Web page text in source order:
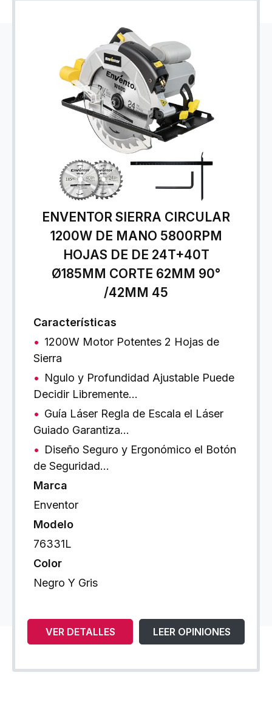
ENVENTOR SIERRA CIRCULAR
1200W DE MANO 5800RPM
HOJAS DE DE 24T+40T
Ø185MM CORTE 62MM 90°
/42MM 45
Características
1200W Motor Potentes 2 Hojas de
Sierra
Ngulo y Profundidad Ajustable Puede
Decidir Libremente…
Guía Láser Regla de Escala el Láser
Guiado Garantiza…
Diseño Seguro y Ergonómico el Botón
de Seguridad…
Marca
Enventor
Modelo
76331L
Color
Negro Y Gris
VER DETALLES LEER OPINIONES